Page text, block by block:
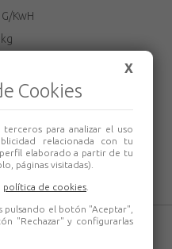
KwH
X
Cookies
para analizar el uso
relacionada con tu
elaborado a partir de tu
páginas visitadas).
política de cookies
pulsando el botón "Aceptar",
"Rechazar" y configurarlas